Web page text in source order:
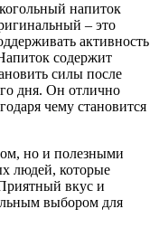
напиток
– это
активность
содержит
силы после
дня. Он отлично
чему становится
но и полезными
людей, которые
вкус и
выбором для